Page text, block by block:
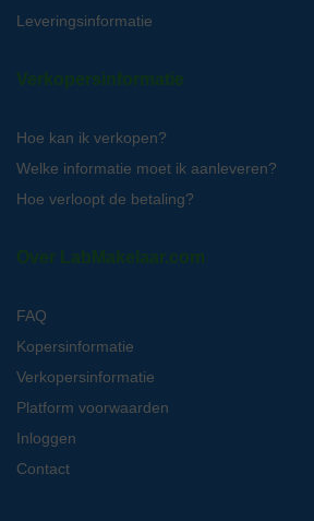
Leveringsinformatie
Verkopersinformatie
Hoe kan ik verkopen?
Welke informatie moet ik aanleveren?
Hoe verloopt de betaling?
Over LabMakelaar.com
FAQ
Kopersinformatie
Verkopersinformatie
Platform voorwaarden
Inloggen
Contact